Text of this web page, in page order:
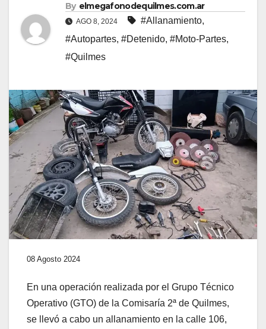
By elmegafonodequilmes.com.ar
AGO 8, 2024 #Allanamiento,
#Autopartes, #Detenido, #Moto-Partes,
#Quilmes
08 Agosto 2024
En una operación realizada por el Grupo Técnico
Operativo (GTO) de la Comisaría 2ª de Quilmes,
se llevó a cabo un allanamiento en la calle 106,